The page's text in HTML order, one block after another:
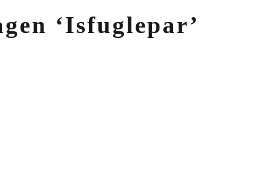
‘Isfuglepar’